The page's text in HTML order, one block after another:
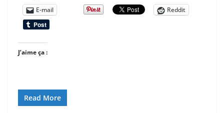
E-mail
Reddit
J’aime ça :
Read More